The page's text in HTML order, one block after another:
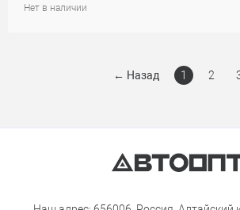
Нет в наличии
← Назад 1 2